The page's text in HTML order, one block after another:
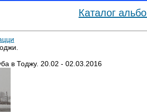
Каталог
в Тоджу. 20.02 - 02.03.2016